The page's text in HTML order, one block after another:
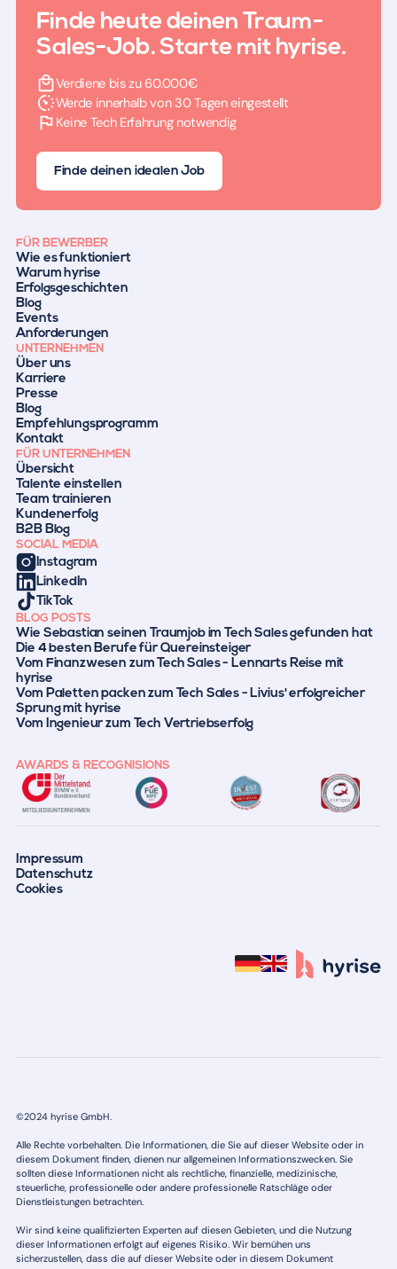
Finde heute deinen Traum-
Sales-Job. Starte mit hyrise.
Verdiene bis zu 60.000€
Werde innerhalb von 30 Tagen eingestellt
Keine Tech Erfahrung notwendig
Finde deinen idealen Job
FÜR BEWERBER
Wie es funktioniert
Warum hyrise
Erfolgsgeschichten
Blog
Events
Anforderungen
UNTERNEHMEN
Über uns
Karriere
Presse
Blog
Empfehlungsprogramm
Kontakt
FÜR UNTERNEHMEN
Übersicht
Talente einstellen
Team trainieren
Kundenerfolg
B2B Blog
SOCIAL MEDIA
Instagram
LinkedIn
TikTok
BLOG POSTS
Wie Sebastian seinen Traumjob im Tech Sales gefunden hat
Die 4 besten Berufe für Quereinsteiger
Vom Finanzwesen zum Tech Sales - Lennarts Reise mit
hyrise
Vom Paletten packen zum Tech Sales - Livius' erfolgreicher
Sprung mit hyrise
Vom Ingenieur zum Tech Vertriebserfolg
AWARDS & RECOGNISIONS
Impressum
Datenschutz
Cookies
©2024 hyrise GmbH.
Alle Rechte vorbehalten. Die Informationen, die Sie auf dieser Website oder in
diesem Dokument finden, dienen nur allgemeinen Informationszwecken. Sie
sollten diese Informationen nicht als rechtliche, finanzielle, medizinische,
steuerliche, professionelle oder andere professionelle Ratschläge oder
Dienstleistungen betrachten.
Wir sind keine qualifizierten Experten auf diesen Gebieten, und die Nutzung
dieser Informationen erfolgt auf eigenes Risiko. Wir bemühen uns
sicherzustellen, dass die auf dieser Website oder in diesem Dokument